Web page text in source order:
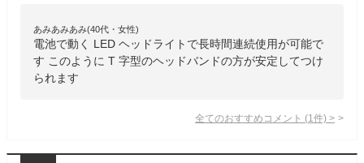
あみあみあみ(40代・女性)
電池で動く LED ヘッドライトで長時間連続使用が可能で
す このように T 字型のヘッドバンドの方が安定してつけ
られます
全てのおすすめコメント (1 件) >